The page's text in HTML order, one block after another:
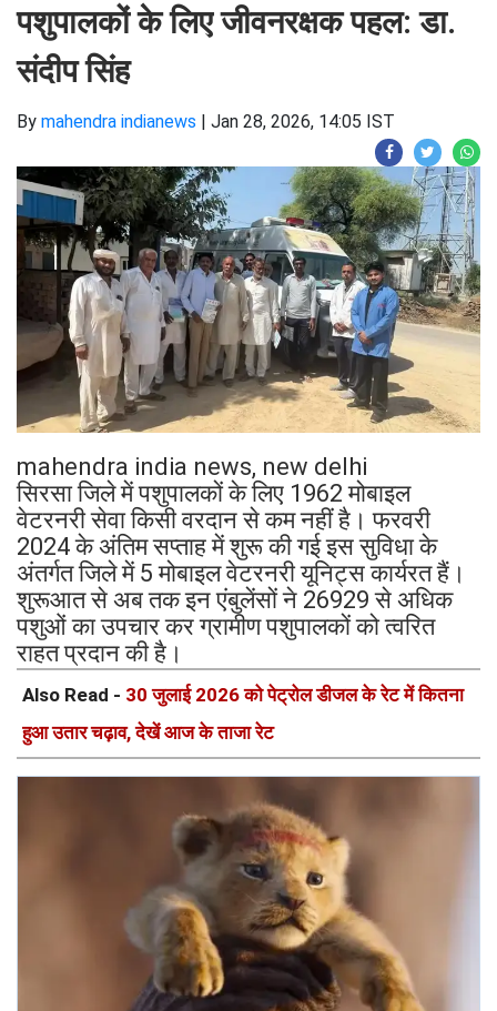
पशुपालकों के लिए जीवनरक्षक पहल: डा.
संदीप सिंह
By mahendra indianews | Jan 28, 2026, 14:05 IST
mahendra india news, new delhi
सिरसा जिले में पशुपालकों के लिए 1962 मोबाइल
वेटरनरी सेवा किसी वरदान से कम नहीं है। फरवरी
2024 के अंतिम सप्ताह में शुरू की गई इस सुविधा के
अंतर्गत जिले में 5 मोबाइल वेटरनरी यूनिट्स कार्यरत हैं।
शुरूआत से अब तक इन एंबुलेंसों ने 26929 से अधिक
पशुओं का उपचार कर ग्रामीण पशुपालकों को त्वरित
राहत प्रदान की है।
Also Read - 30 जुलाई 2026 को पेट्रोल डीजल के रेट में कितना
हुआ उतार चढ़ाव, देखें आज के ताजा रेट